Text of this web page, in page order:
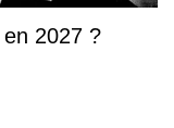
2027 ?